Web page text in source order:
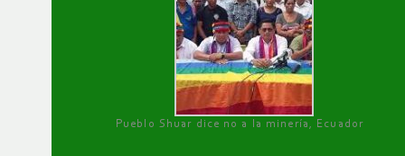
Pueblo Shuar dice no a la minería, Ecuador